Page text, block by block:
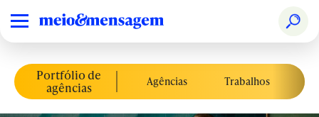
Portfólio de
agências Agências Trabalhos